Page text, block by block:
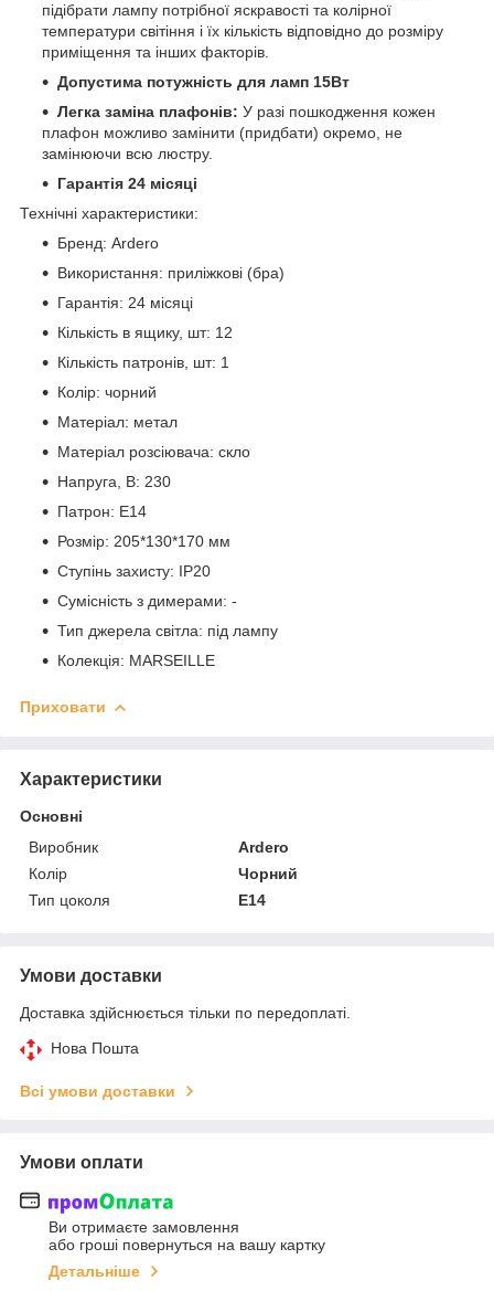
підібрати лампу потрібної яскравості та колірної
температури світіння і їх кількість відповідно до розміру
приміщення та інших факторів.
Допустима потужність для ламп 15Вт
Легка заміна плафонів: У разі пошкодження кожен
плафон можливо замінити (придбати) окремо, не
замінюючи всю люстру.
Гарантія 24 місяці
Технічні характеристики:
Бренд: Ardero
Використання: приліжкові (бра)
Гарантія: 24 місяці
Кількість в ящику, шт: 12
Кількість патронів, шт: 1
Колір: чорний
Матеріал: метал
Матеріал розсіювача: скло
Напруга, В: 230
Патрон: E14
Розмір: 205*130*170 мм
Ступінь захисту: IP20
Сумісність з димерами: -
Тип джерела світла: під лампу
Колекція: MARSEILLE
Приховати
Характеристики
Основні
Виробник
Ardero
Колір
Чорний
Тип цоколя
E14
Умови доставки
Доставка здійснюється тільки по передоплаті.
Нова Пошта
Всі умови доставки
Умови оплати
Ви отримаєте замовлення
або гроші повернуться на вашу картку
Детальніше